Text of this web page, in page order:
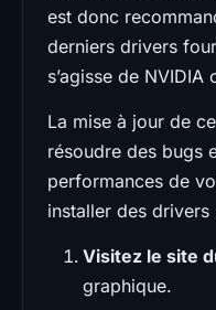
est donc
derniers drivers
s’agisse de NVIDIA
La mise à jour de
résoudre des bugs
performances de
installer des drivers
Visitez le site
graphique.